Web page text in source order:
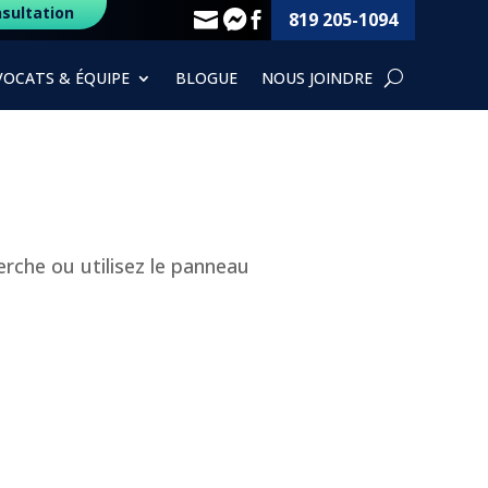
819 205-1094



& ÉQUIPE BLOGUE NOUS JOINDRE
ou utilisez le panneau